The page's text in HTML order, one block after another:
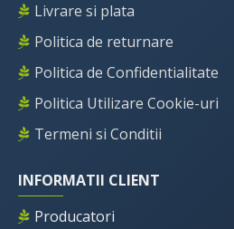
Livrare si plata
Politica de returnare
Politica de Confidentialitate
Politica Utilizare Cookie-uri
Termeni si Conditii
INFORMATII CLIENT
Producatori